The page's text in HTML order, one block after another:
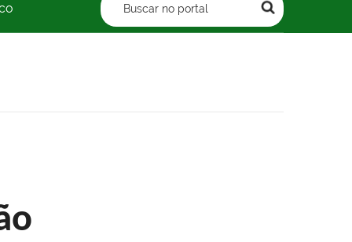
Buscar no portal